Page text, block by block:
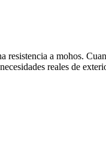
resistencia a mohos.
reales de